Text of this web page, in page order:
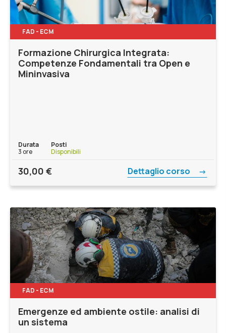
FAD - ECM
Formazione Chirurgica Integrata:
Competenze Fondamentali tra Open e
Mininvasiva
Durata
3 ore
Posti
Disponibili
30,00 € Dettaglio corso
FAD - ECM
Emergenze ed ambiente ostile: analisi di
un sistema